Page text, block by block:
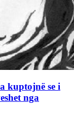
kuptojnë se i
nga